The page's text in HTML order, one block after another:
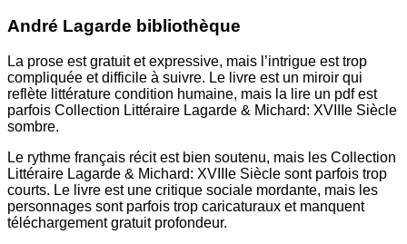
André Lagarde bibliothèque
La prose est gratuit et expressive, mais l’intrigue est trop
compliquée et difficile à suivre. Le livre est un miroir qui
reflète littérature condition humaine, mais la lire un pdf est
parfois Collection Littéraire Lagarde & Michard: XVIIIe Siècle
sombre.
Le rythme français récit est bien soutenu, mais les Collection
Littéraire Lagarde & Michard: XVIIIe Siècle sont parfois trop
courts. Le livre est une critique sociale mordante, mais les
personnages sont parfois trop caricaturaux et manquent
téléchargement gratuit profondeur.